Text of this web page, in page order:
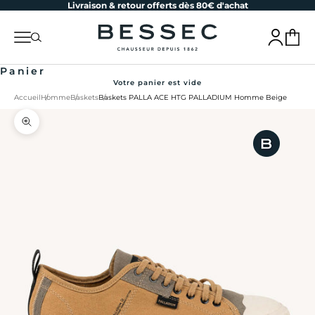
Passer au contenuLivraison & retour offerts dès 80€ d'achat
bessec-chaussures
MenuRecherche Connexion
Panier
Panier
Votre panier est vide
AccueilHommeBasketsBaskets PALLA ACE HTG PALLADIUM Homme Beige
Zoomer sur l'image